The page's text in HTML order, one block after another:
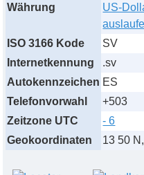
Währung
US-
ISO 3166 Kode
SV
Internetkennung
.sv
Autokennzeichen ES
Telefonvorwahl
+503
Zeitzone UTC
- 6
Geokoordinaten
13 50